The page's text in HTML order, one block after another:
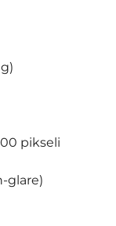
pikseli
glare)